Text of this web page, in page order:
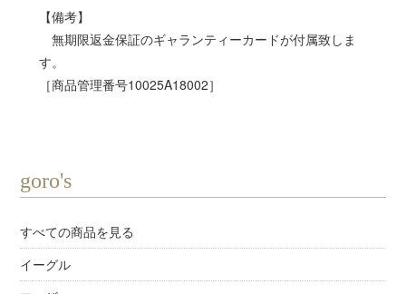
【備考】
無期限返金保証のギャランティーカードが付属致しま
す。
［商品管理番号10025A18002］
goro's
すべての商品を見る
イーグル